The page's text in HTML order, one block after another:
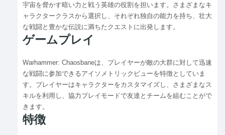
宇宙を脅かす暗い力と戦う英雄の役割を担います。さまざまなキ
ャラクタークラスから選択し、それぞれ独自の能力を持ち、壮大
な戦闘と豊かな伝説に満ちたクエストに出発します。
ゲームプレイ
Warhammer: Chaosbaneは、プレイヤーが敵の大群に対して迅速
な戦闘に参加できるアイソメトリックビューを特徴としていま
す。プレイヤーはキャラクターをカスタマイズし、さまざまなス
キルを利用し、協力プレイモードで友達とチームを組むことがで
きます。
特徴